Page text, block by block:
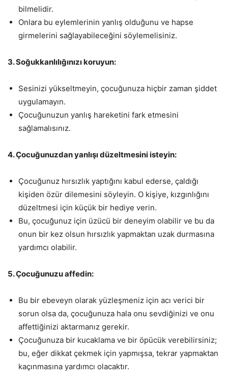
bilmelidir.
Onlara bu eylemlerinin yanlış olduğunu ve hapse
girmelerini sağlayabileceğini söylemelisiniz.
3. Soğukkanlılığınızı koruyun:
Sesinizi yükseltmeyin, çocuğunuza hiçbir zaman şiddet
uygulamayın.
Çocuğunuzun yanlış hareketini fark etmesini
sağlamalısınız.
4. Çocuğunuzdan yanlışı düzeltmesini isteyin:
Çocuğunuz hırsızlık yaptığını kabul ederse, çaldığı
kişiden özür dilemesini söyleyin. O kişiye, kızgınlığını
düzeltmesi için küçük bir hediye verin.
Bu, çocuğunuz için üzücü bir deneyim olabilir ve bu da
onun bir kez olsun hırsızlık yapmaktan uzak durmasına
yardımcı olabilir.
5. Çocuğunuzu affedin:
Bu bir ebeveyn olarak yüzleşmeniz için acı verici bir
sorun olsa da, çocuğunuza hala onu sevdiğinizi ve onu
affettiğinizi aktarmanız gerekir.
Çocuğunuza bir kucaklama ve bir öpücük verebilirsiniz;
bu, eğer dikkat çekmek için yapmışsa, tekrar yapmaktan
kaçınmasına yardımcı olacaktır.